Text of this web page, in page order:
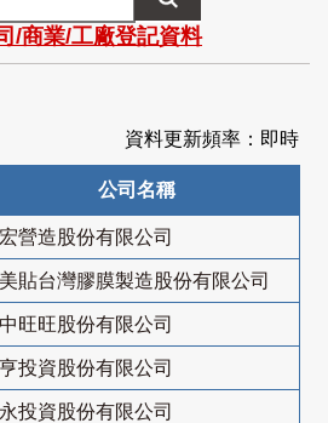
/商業/工廠登記資料
資料更新頻率：即時
公司名稱
營造股份有限公司
貼台灣膠膜製造股份有限公司
旺旺股份有限公司
投資股份有限公司
投資股份有限公司